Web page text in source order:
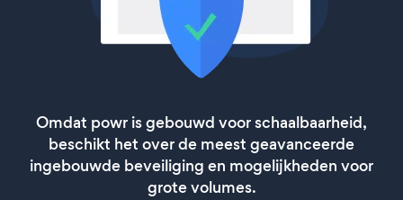
Omdat powr is gebouwd voor schaalbaarheid,
beschikt het over de meest geavanceerde
ingebouwde beveiliging en mogelijkheden voor
grote volumes.